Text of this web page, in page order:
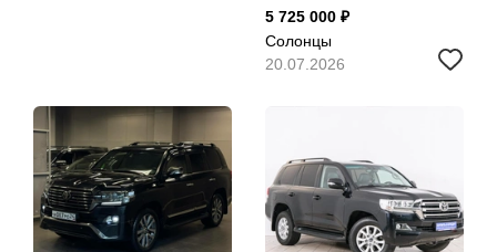
5 725 000
Солонцы
20.07.2026